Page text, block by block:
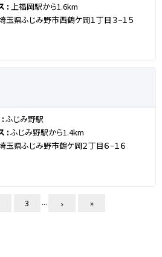
: 上福岡駅から1.6km
玉県ふじみ野市西鶴ケ岡１丁目３−１５
:ふじみ野駅
:ふじみ野駅から1.4km
玉県ふじみ野市鶴ケ岡２丁目６−１６
3 ... »